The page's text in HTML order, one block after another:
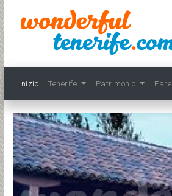
Inizio Tenerife Patrimonio Fare